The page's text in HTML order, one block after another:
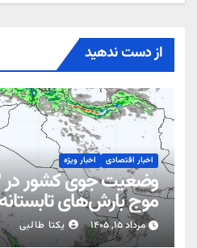
از دست ندهید
اخبار اقتصادی اخبار ویژه
موج بارش‌های تابستانه در
مرداد ۱۵, ۱۴۰۵ یکتا طالبی